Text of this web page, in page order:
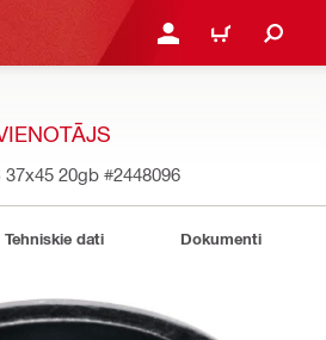
PIESLĒGTIES VAI
IEPIRKŠANĀS
20gb #2448096
Tehniskie dati Dokumenti